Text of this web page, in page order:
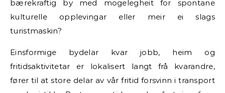
bærekraftig by med mogelegheit for spontane
kulturelle opplevingar eller meir ei slags
turistmaskin?
Einsformige bydelar kvar jobb, heim og
fritidsaktivitetar er lokalisert langt frå kvarandre,
fører til at store delar av vår fritid forsvinn i transport